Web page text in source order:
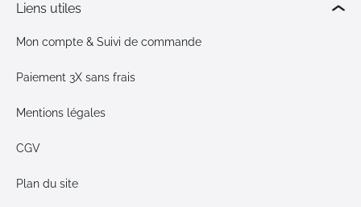
Liens utiles
Mon compte & Suivi de commande
Paiement 3X sans frais
Mentions légales
CGV
Plan du site